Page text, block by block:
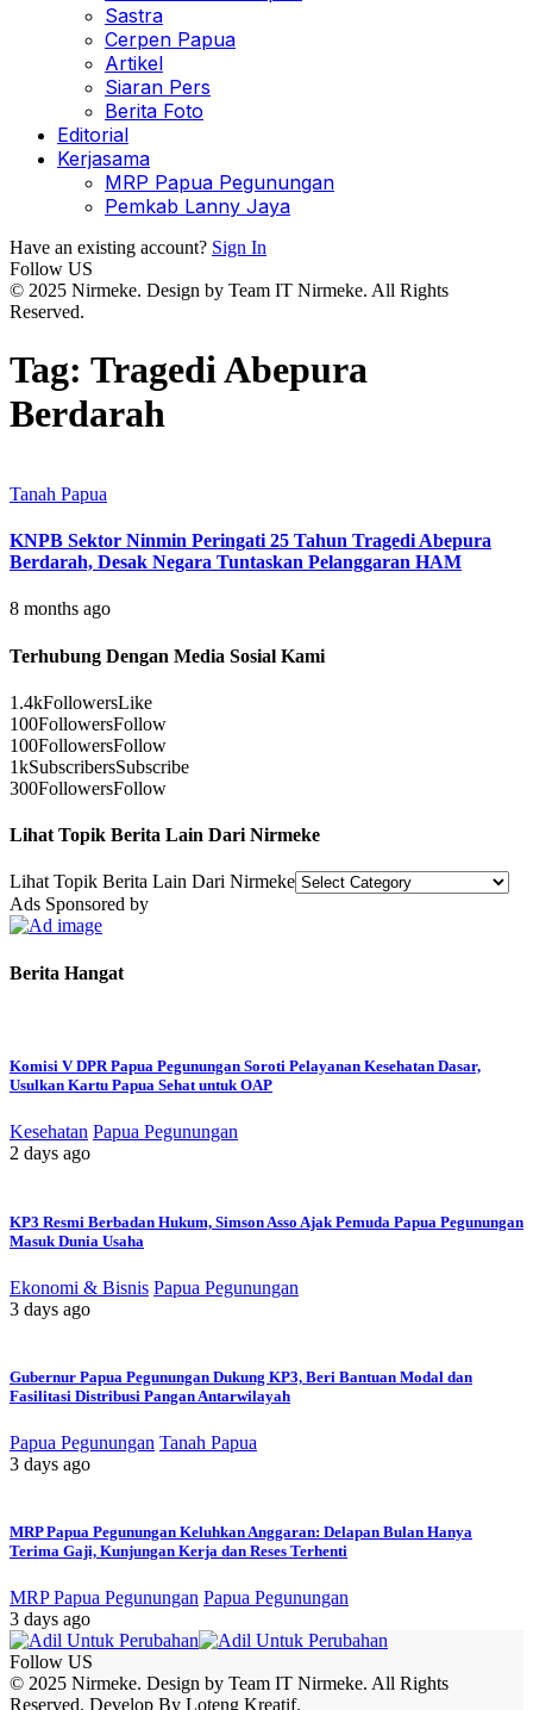
Sastra
Cerpen Papua
Artikel
Siaran Pers
Berita Foto
Editorial
Kerjasama
MRP Papua Pegunungan
Pemkab Lanny Jaya
Have an existing account? Sign In
Follow US
© 2025 Nirmeke. Design by Team IT Nirmeke. All Rights
Reserved.
Tag: Tragedi Abepura
Berdarah
Tanah Papua
KNPB Sektor Ninmin Peringati 25 Tahun Tragedi Abepura
Berdarah, Desak Negara Tuntaskan Pelanggaran HAM
8 months ago
Terhubung Dengan Media Sosial Kami
1.4kFollowersLike
100FollowersFollow
100FollowersFollow
1kSubscribersSubscribe
300FollowersFollow
Lihat Topik Berita Lain Dari Nirmeke
Lihat Topik Berita Lain Dari Nirmeke
Ads Sponsored by
Berita Hangat
Komisi V DPR Papua Pegunungan Soroti Pelayanan Kesehatan Dasar,
Usulkan Kartu Papua Sehat untuk OAP
Kesehatan Papua Pegunungan
2 days ago
KP3 Resmi Berbadan Hukum, Simson Asso Ajak Pemuda Papua Pegunungan
Masuk Dunia Usaha
Ekonomi & Bisnis Papua Pegunungan
3 days ago
Gubernur Papua Pegunungan Dukung KP3, Beri Bantuan Modal dan
Fasilitasi Distribusi Pangan Antarwilayah
Papua Pegunungan Tanah Papua
3 days ago
MRP Papua Pegunungan Keluhkan Anggaran: Delapan Bulan Hanya
Terima Gaji, Kunjungan Kerja dan Reses Terhenti
MRP Papua Pegunungan Papua Pegunungan
3 days ago
Follow US
© 2025 Nirmeke. Design by Team IT Nirmeke. All Rights
Reserved. Develop By Loteng Kreatif.